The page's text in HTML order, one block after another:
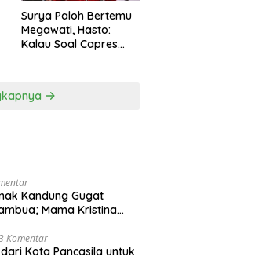
Surya Paloh Bertemu
Megawati, Hasto:
Kalau Soal Capres
Kandung Gugat
Mama Kristina
Komentar
Kota Pancasila untuk